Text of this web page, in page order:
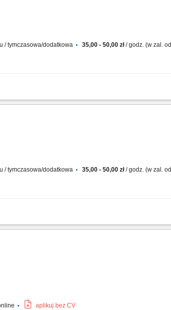
/ tymczasowa/dodatkowa 35,00 - 50,00 zł/ godz. (w zal. od
podczas transportu, aby dotarły w nienaruszonym
/ tymczasowa/dodatkowa 35,00 - 50,00 zł/ godz. (w zal. od
podczas transportu, aby dotarły w nienaruszonym
aplikuj bez CV